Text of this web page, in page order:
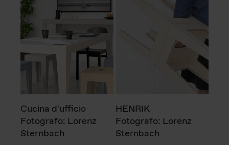
Cucina d'ufficio
Fotografo: Lorenz
Sternbach
HENRIK
Fotografo: Lorenz
Sternbach